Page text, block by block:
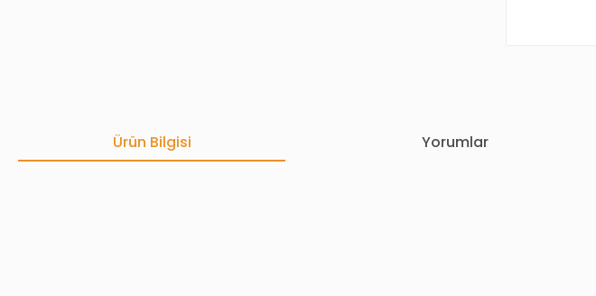
Ürün Bilgisi Yorumlar